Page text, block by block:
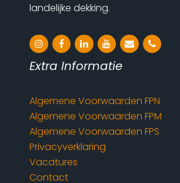
landelijke dekking.
instagram
facebook
linkedinyoutube
emailphone
Extra Informatie
Algemene Voorwaarden FPN
Algemene Voorwaarden FPM
Algemene Voorwaarden FPS
Privacyverklaring
Vacatures
Contact